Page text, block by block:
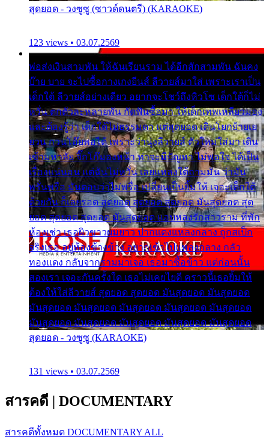
สุดยอด - วงซูซู (ซาวด์ดนตรี) (KARAOKE)
123 views • 03.07.2569
พ่อส่งเงินสามพัน ให้ฉันเรียนราม ได้อีกสักสามพัน ฉันคง
บ๊าย บาย จะไปซื้อกางเกงยีนส์ ลีวายส์มาใส่ เพราะเราเป็น
เด็กใต้ ลีวายส์อย่างเดียว อยากจะโชว์ถึงหิวโซ เด็กใต้ก็ไม่
หวั่น ตกตัวละหลายพัน กัดฟันซื้อมา ให้เด็กเทพเหลียวมอง
และต้องรู้ว่า เด็กใต้ไม่ธรรมดา แต่สุดยอด เดินโยกย้ายเย
ยวน กวนโอ๊ยพอได้ เพราะว่านุ่งลีวายส์ ตัวใหม่ใส่มา เดิน
เข้ามหาลัย จิ๊กโก๊มองหน้า ท่าจะมีปัญหา ไม่พอใจ ได้เป็น
เรื่องแน่นอน แต่ฉันไม่หวั่น เลยแหลงใต้ถามมัน ว่ามัน
พรั่นพรือ มันตอบว่าไม่พรื่อ เปลี่ยนเป็นยิ้มให้ เจอะเด็กใต้
ด้วยกัน ก็เลยรอด สุดยอด สุดยอด สุดยอด มันสุดยอด สุด
ยอด สุดยอด สุดยอด มันสุดยอด แอบหลงรักสาวราม ที่พัก
ห้องเช่า เธอผิวขาวผมยาว ปากแดงแหลงกลาง ถูกสเป็ก
จริงเธอ อยู่ห้องข้างข้าง อยากเข้าไปแหลงกลาง กลัว
ทองแดง กลับจากรามมาเจอ เธอมาซื้อข้าว แต่ก่อนนั้น
สองเรา เจอะกันครั้งใด เธอไม่เคยไยดี คราวนี้เธอยิ้มให้
ต้องให้ใส่ลีวายส์ สุดยอด สุดยอด มันสุดยอด มันสุดยอด
มันสุดยอด มันสุดยอด มันสุดยอด มันสุดยอด มันสุดยอด
มันสุดยอด มันสุดยอด มันสุดยอด มันสุดยอด มันสุดยอด
สุดยอด - วงซูซู (KARAOKE)
131 views • 03.07.2569
สารคดี | DOCUMENTARY
สารคดีทั้งหมด DOCUMENTARY ALL